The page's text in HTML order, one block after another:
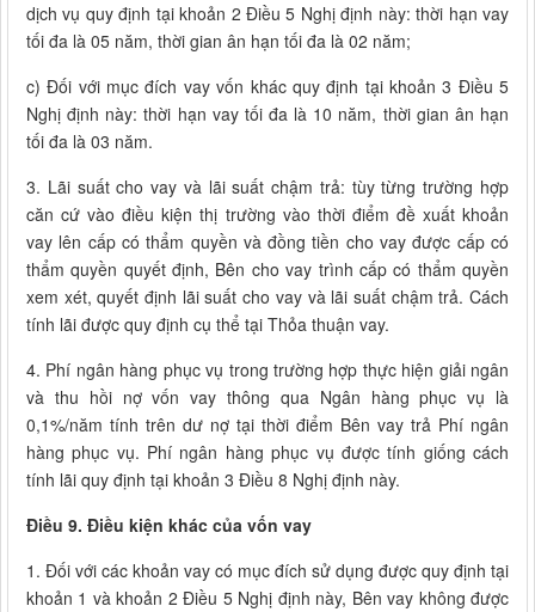
dịch vụ quy định tại khoản 2 Điều 5 Nghị định này: thời hạn vay
tối đa là 05 năm, thời gian ân hạn tối đa là 02 năm;
c) Đối với mục đích vay vốn khác quy định tại khoản 3 Điều 5
Nghị định này: thời hạn vay tối đa là 10 năm, thời gian ân hạn
tối đa là 03 năm.
3. Lãi suất cho vay và lãi suất chậm trả: tùy từng trường hợp
căn cứ vào điều kiện thị trường vào thời điểm đề xuất khoản
vay lên cấp có thẩm quyền và đồng tiền cho vay được cấp có
thẩm quyền quyết định, Bên cho vay trình cấp có thẩm quyền
xem xét, quyết định lãi suất cho vay và lãi suất chậm trả. Cách
tính lãi được quy định cụ thể tại Thỏa thuận vay.
4. Phí ngân hàng phục vụ trong trường hợp thực hiện giải ngân
và thu hồi nợ vốn vay thông qua Ngân hàng phục vụ là
0,1%/năm tính trên dư nợ tại thời điểm Bên vay trả Phí ngân
hàng phục vụ. Phí ngân hàng phục vụ được tính giống cách
tính lãi quy định tại khoản 3 Điều 8 Nghị định này.
Điều 9. Điều kiện khác của vốn vay
1. Đối với các khoản vay có mục đích sử dụng được quy định tại
khoản 1 và khoản 2 Điều 5 Nghị định này, Bên vay không được